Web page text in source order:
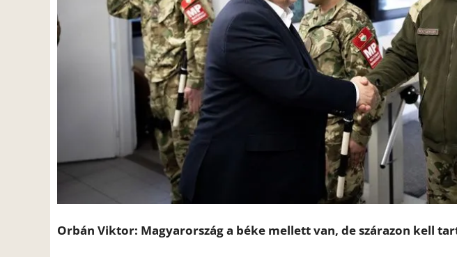
Orbán Viktor: Magyarország a béke mellett van, de szárazon kell